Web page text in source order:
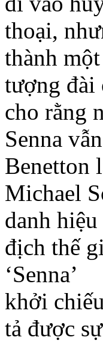
thoại,
thành một
tượng đài
cho rằng
Senna
Benetton
Michael
danh
địch thế
‘Senna’
khởi
tả được sự